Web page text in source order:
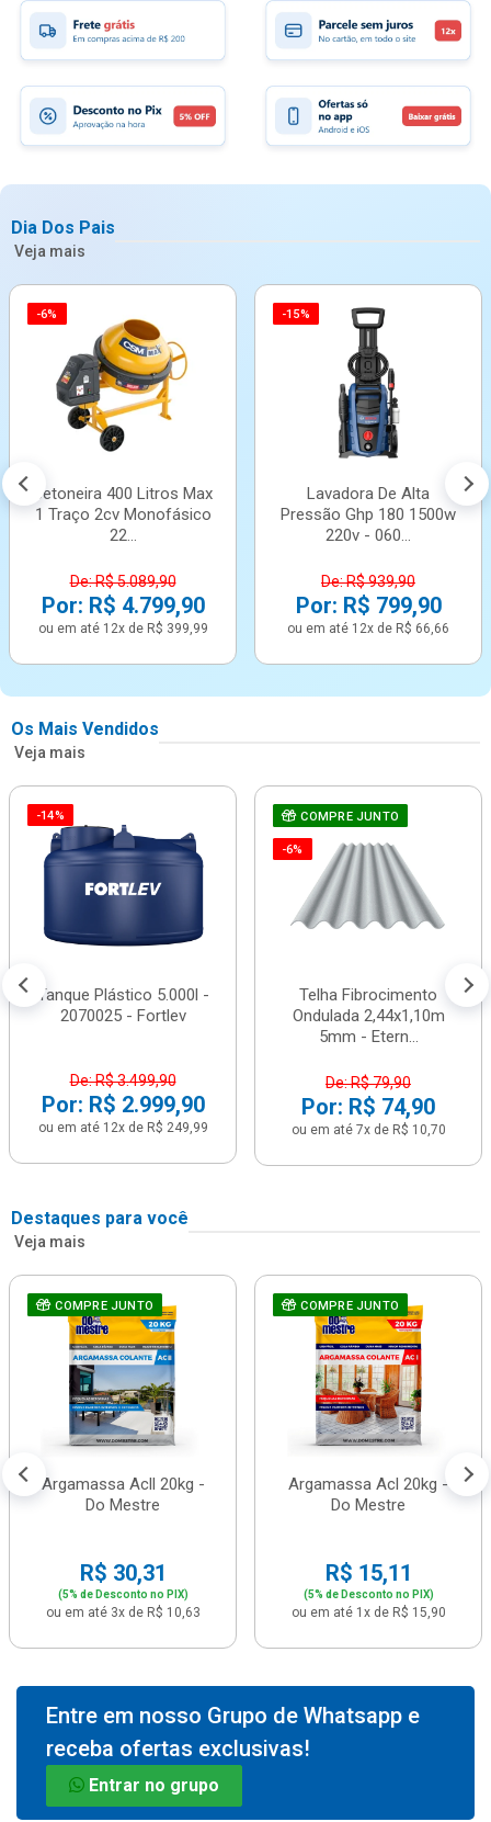
Dia Dos Pais
Veja mais
-6%
Betoneira 400 Litros Max
1 Traço 2cv Monofásico
22...
De: R$ 5.089,90
Por: R$ 4.799,90
ou em até 12x de R$ 399,99
-15%
Lavadora De Alta
Pressão Ghp 180 1500w
220v - 060...
De: R$ 939,90
Por: R$ 799,90
ou em até 12x de R$ 66,66
Os Mais Vendidos
Veja mais
-14%
Tanque Plástico 5.000l -
2070025 - Fortlev
De: R$ 3.499,90
Por: R$ 2.999,90
ou em até 12x de R$ 249,99
COMPRE JUNTO
-6%
Telha Fibrocimento
Ondulada 2,44x1,10m
5mm - Etern...
De: R$ 79,90
Por: R$ 74,90
ou em até 7x de R$ 10,70
Destaques para você
Veja mais
COMPRE JUNTO
Argamassa Acll 20kg -
Do Mestre
R$ 30,31
(5% de Desconto no PIX)
ou em até 3x de R$ 10,63
COMPRE JUNTO
Argamassa Acl 20kg -
Do Mestre
R$ 15,11
(5% de Desconto no PIX)
ou em até 1x de R$ 15,90
Entre em nosso Grupo de Whatsapp e
receba ofertas exclusivas!
Entrar no grupo